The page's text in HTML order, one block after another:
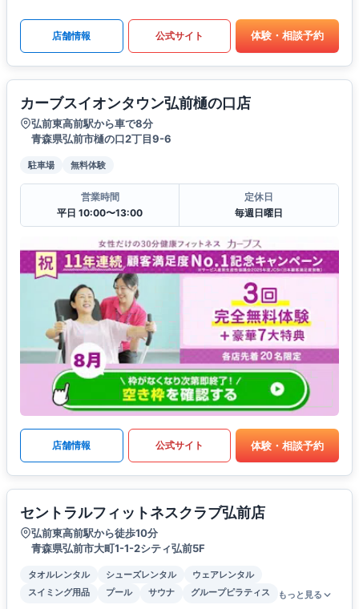
店舗情報 公式サイト 体験・相談予約
カーブスイオンタウン弘前樋の口店
弘前東高前駅から車で8分
青森県弘前市樋の口2丁目9-6
駐車場 無料体験
営業時間
平日 10:00〜13:00
定休日
毎週日曜日
店舗情報 公式サイト 体験・相談予約
セントラルフィットネスクラブ弘前店
弘前東高前駅から徒歩10分
青森県弘前市大町1-1-2シティ弘前5F
タオルレンタル シューズレンタル
ウェアレンタル
スイミング用品
プール サウナ グループピラティス もっと見る